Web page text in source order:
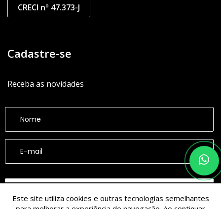
CRECI nº 47.373-J
Cadastre-se
Receba as novidades
Este site utiliza cookies e outras tecnologias semelhantes